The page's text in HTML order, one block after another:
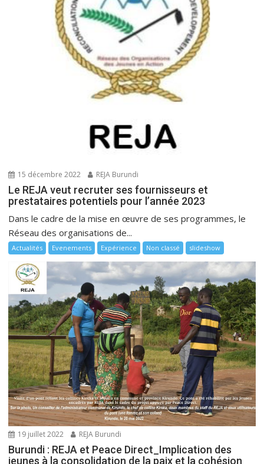
15 décembre 2022 REJA Burundi
Le REJA veut recruter ses fournisseurs et
prestataires potentiels pour l’année 2023
Dans le cadre de la mise en œuvre de ses programmes, le
Réseau des organisations de...
Actualités Evenements Expérience Non classé slideshow
19 juillet 2022 REJA Burundi
Burundi : REJA et Peace Direct_Implication des
jeunes à la consolidation de la paix et la cohésion